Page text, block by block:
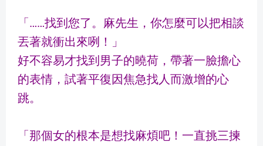
「……找到您了。麻先生，你怎麼可以把相談
丟著就衝出來咧！」
好不容易才找到男子的曉荷，帶著一臉擔心
的表情，試著平復因焦急找人而激增的心
跳。
「那個女的根本是想找麻煩吧！一直挑三揀